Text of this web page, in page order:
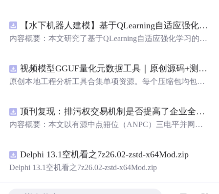
【水下机器人建模】基于QLearning自适应强化学习PID控制器在AUV中的应用研究（Matlab代码实现）
内容概要：本文研究了基于QLearning自适应强化学习的PI
探讨了将强化学习算法QLearning与传统PID控制相结合的
方法，以提升AUV在复杂、时变及非线性水下环境中的自
arning算法在线动态优化PID控制器的比例、积分和微分参
数，从而实现对系统误差、响应速度、超调量等性能指标
的综合优化。通过Matlab仿真实验验证了该复合控制策略
著优势，充分展示了强化学习在智能水下装备自主控制领
域的可行性和应用潜力。; 适合人群：具备自动控制理论基
础、强化学习基础知识及Matlab编程能力的研究生、科研
人员。; 使用场景及目标：①用于水下机器人、无人潜航器
视频模型GGUF量化元数据工具｜原创源码+测试+离线报告
原创本地工程分析工具合集单项资源。每个压缩包均包含
行效果图、README、运行说明、功能清单、MIT License
及原创授权声明。Node.js 18+ 可直接运行，零第三方运行
顶刊复现：排污权交易机制是否提高了企业全要素生产率 -来自中国上市公司的证据（论文+数据）
内容概要：本文以有源中点箝位（ANPC）三电平并网逆
的一体化高性能并网控制策略。通过深入分析ANPC三电
平拓扑在开关损耗均衡、中点电位可控性及输出谐波低等
Delphi 13.1空机看之7z26.02-zstd-x64Mod.zip
Delphi 13.1空机看之7z26.02-zstd-x64Mod.zip